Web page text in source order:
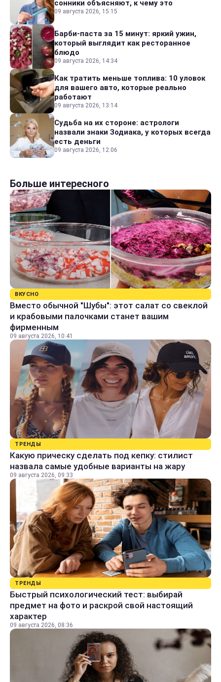
сонники объясняют, к чему это
09 августа 2026, 15:15
Барби-паста за 15 минут: яркий ужин,
который выглядит как ресторанное
блюдо
09 августа 2026, 14:34
Как тратить меньше топлива: 10 уловок
для вашего авто, которые реально
работают
09 августа 2026, 13:14
Судьба на их стороне: астрологи
назвали знаки Зодиака, у которых всегда
есть деньги
09 августа 2026, 12:06
Больше интересного
ВКУСНО
Вместо обычной "Шубы": этот салат со свеклой
и крабовыми палочками станет вашим
фирменным
09 августа 2026, 10:41
ТРЕНДЫ
Какую прическу сделать под кепку: стилист
назвала самые удобные варианты на жару
09 августа 2026, 09:33
ТРЕНДЫ
Быстрый психологический тест: выбирай
предмет на фото и раскрой свой настоящий
характер
09 августа 2026, 08:36